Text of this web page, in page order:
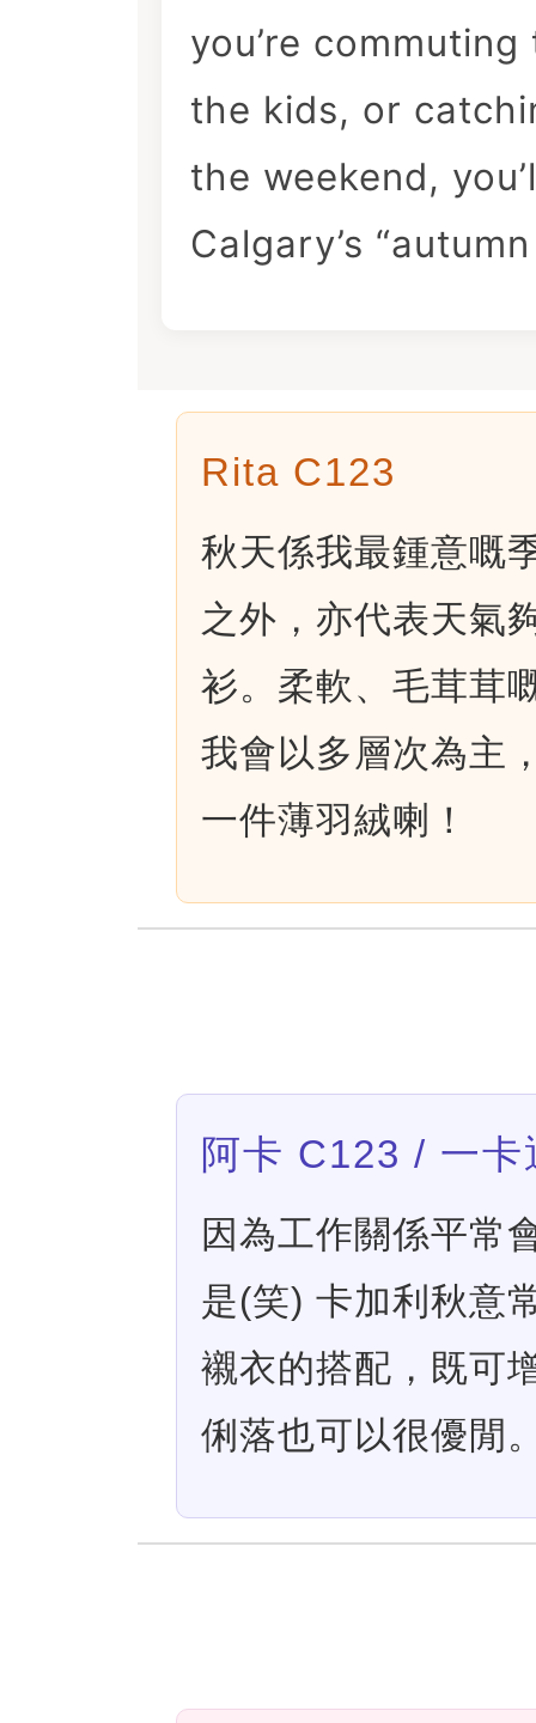
you’re
the kids, or
the weekend,
Calgary’s
Rita C123
秋天係我最鍾意嘅
之外，亦代表天氣
衫。柔軟、毛茸茸
我會以多層次為主
一件薄羽絨喇！
阿卡 C123 / 一卡
因為工作關係平常
是(笑) 卡加利秋意
襯衣的搭配，既可
俐落也可以很優閒